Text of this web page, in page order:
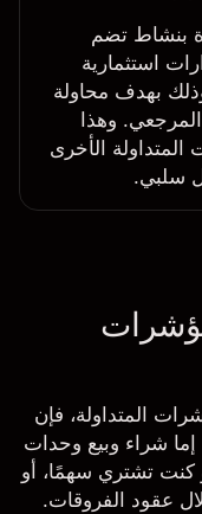
بنشاط تضم
استثمارية
بهدف محاولة
وهذا
الأخرى
سلبي.
المتداولة، فإن
إما شراء وبيع وحدات
كنت تشتري سهمًا، أو
عقود الفروقات.